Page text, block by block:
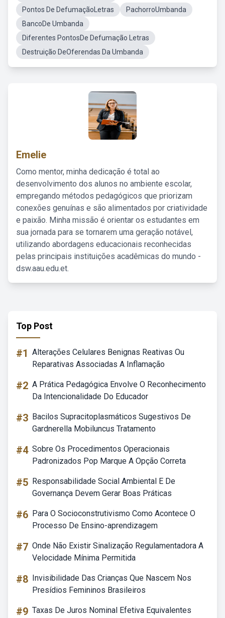
Pontos De DefumaçãoLetras
PachorroUmbanda
BancoDe Umbanda
Diferentes PontosDe Defumação Letras
Destruição DeOferendas Da Umbanda
Emelie
Como mentor, minha dedicação é total ao
desenvolvimento dos alunos no ambiente escolar,
empregando métodos pedagógicos que priorizam
conexões genuínas e são alimentados por criatividade
e paixão. Minha missão é orientar os estudantes em
sua jornada para se tornarem uma geração notável,
utilizando abordagens educacionais reconhecidas
pelas principais instituições acadêmicas do mundo -
dsw.aau.edu.et.
Top Post
#1 Alterações Celulares Benignas Reativas Ou
Reparativas Associadas A Inflamação
#2 A Prática Pedagógica Envolve O Reconhecimento
Da Intencionalidade Do Educador
#3 Bacilos Supracitoplasmáticos Sugestivos De
Gardnerella Mobiluncus Tratamento
#4 Sobre Os Procedimentos Operacionais
Padronizados Pop Marque A Opção Correta
#5 Responsabilidade Social Ambiental E De
Governança Devem Gerar Boas Práticas
#6 Para O Socioconstrutivismo Como Acontece O
Processo De Ensino-aprendizagem
#7 Onde Não Existir Sinalização Regulamentadora A
Velocidade Mínima Permitida
#8 Invisibilidade Das Crianças Que Nascem Nos
Presídios Femininos Brasileiros
#9 Taxas De Juros Nominal Efetiva Equivalentes